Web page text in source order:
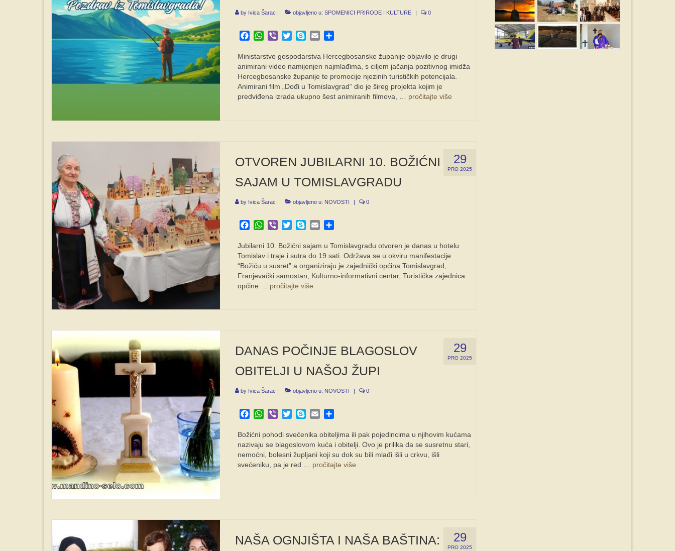
by Ivica Šarac | objavljeno u: SPOMENICI PRIRODE I KULTURE | 0
Facebook
WhatsApp
Viber TwitterSkypeEmail
Ministarstvo gospodarstva Hercegbosanske županije objavilo je drugi
animirani video namijenjen najmlađima, s ciljem jačanja pozitivnog imidža
Hercegbosanske županije te promocije njezinih turističkih potencijala.
Animirani film „Dođi u Tomislavgrad“ dio je šireg projekta kojim je
predviđena izrada ukupno šest animiranih filmova, … pročitajte više
29
PRO 2025
OTVOREN JUBILARNI 10. BOŽIĆNI
SAJAM U TOMISLAVGRADU
by Ivica Šarac | objavljeno u: NOVOSTI | 0
Facebook
WhatsApp
Viber TwitterSkypeEmail
Jubilarni 10. Božićni sajam u Tomislavgradu otvoren je danas u hotelu
Tomislav i traje i sutra do 19 sati. Održava se u okviru manifestacije
“Božiću u susret” a organiziraju je zajednički općina Tomislavgrad,
Franjevački samostan, Kulturno-informativni centar, Turistička zajednica
općine … pročitajte više
29
PRO 2025
DANAS POČINJE BLAGOSLOV
OBITELJI U NAŠOJ ŽUPI
by Ivica Šarac objavljeno u: NOVOSTI 0
Facebook
WhatsApp
Viber TwitterSkypeEmail
Božićni pohodi svećenika obiteljima ili pak pojedincima u njihovim kućama
nazivaju se blagoslovom kuća i obitelji. Ovo je prilika da se susretnu stari,
nemoćni, bolesni župljani koji su dok su bili mlađi išli u crkvu, išli
svećeniku, pa je red … pročitajte više
29
PRO 2025
NAŠA OGNJIŠTA I NAŠA BAŠTINA: